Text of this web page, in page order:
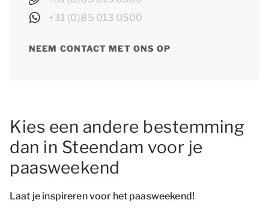
+31 (0)85 013 0500
NEEM CONTACT MET ONS OP
Kies een andere bestemming
dan in Steendam voor je
paasweekend
Laat je inspireren voor het paasweekend!